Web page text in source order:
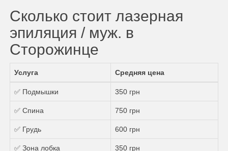
Сколько стоит лазерная
эпиляция / муж. в
Сторожинце
Услуга Средняя цена
✅ Подмышки 350 грн
✅ Спина 750 грн
✅ Грудь 600 грн
✅ Зона лобка 350 грн